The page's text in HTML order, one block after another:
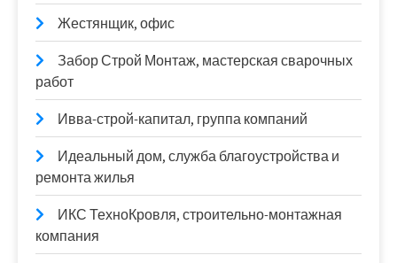
Жестянщик, офис
Забор Строй Монтаж, мастерская сварочных
работ
Ивва-строй-капитал, группа компаний
Идеальный дом, служба благоустройства и
ремонта жилья
ИКС ТехноКровля, строительно-монтажная
компания